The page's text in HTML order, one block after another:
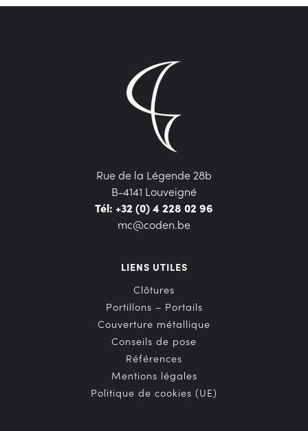
Rue de la Légende 28b
B-4141 Louveigné
Tél: +32 (0) 4 228 02 96
mc@coden.be
LIENS UTILES
Clôtures
Portillons – Portails
Couverture métallique
Conseils de pose
Références
Mentions légales
Politique de cookies (UE)